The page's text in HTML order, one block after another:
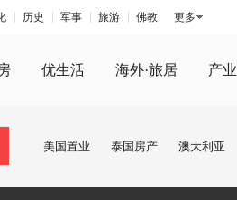
历史 军事 旅游 佛教 更多
优生活 海外·旅居 产业
美国置业 泰国房产 澳大利亚